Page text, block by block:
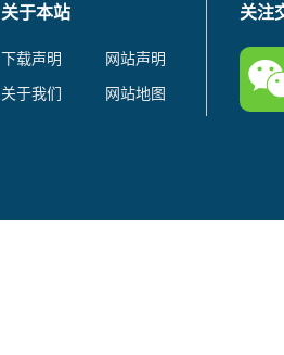
关于本站
下载声明
网站声明
关于我们
网站地图
关注